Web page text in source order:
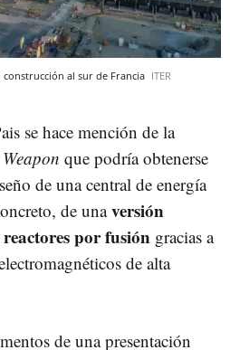
construcción al sur de Francia ITER
se hace mención de la
que podría obtenerse
de una central de energía
de unaversión
por fusión gracias a
de alta
de una presentación